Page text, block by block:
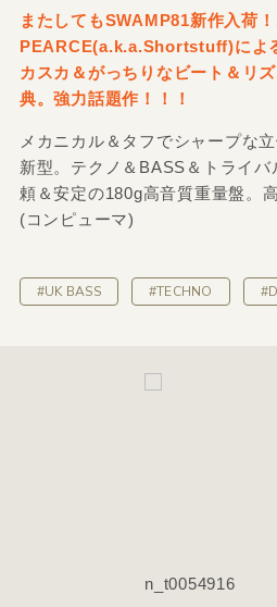
またしてもSWAMP81新作入荷
PEARCE(a.k.a.Shortstuff)によ
カスカ＆がっちりなビート＆リ
典。強力話題作！！！
メカニカル＆タフでシャープな
新型。テクノ＆BASS＆トライ
頼＆安定の180g高音質重量盤。
(コンピューマ)
#UK BASS #TECHNO
n_t0054916